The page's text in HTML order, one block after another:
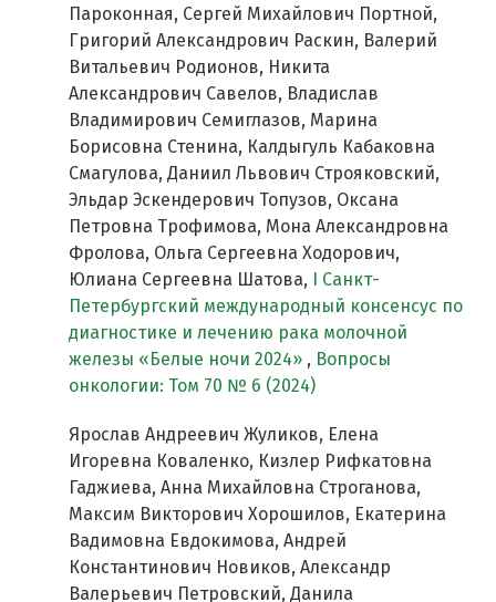
Пароконная, Сергей Михайлович Портной,
Григорий Александрович Раскин, Валерий
Витальевич Родионов, Никита
Александрович Савелов, Владислав
Владимирович Семиглазов, Марина
Борисовна Стенина, Калдыгуль Кабаковна
Смагулова, Даниил Львович Строяковский,
Эльдар Эскендерович Топузов, Оксана
Петровна Трофимова, Мона Александровна
Фролова, Ольга Сергеевна Ходорович,
Юлиана Сергеевна Шатова,
I Cанкт-
Петербургский международный консенсус по
диагностике и лечению рака молочной
железы «Белые ночи 2024» , Вопросы
онкологии: Том 70 № 6 (2024)
Ярослав Андреевич Жуликов, Елена
Игоревна Коваленко, Кизлер Рифкатовна
Гаджиева, Анна Михайловна Строганова,
Максим Викторович Хорошилов, Екатерина
Вадимовна Евдокимова, Андрей
Константинович Новиков, Александр
Валерьевич Петровский, Данила